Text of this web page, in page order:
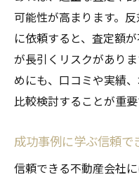
可能性が高まります。
に依頼すると、査定額
が長引くリスクがあり
めにも、口コミや実績
比較検討することが重要
成功事例に学ぶ信頼で
信頼できる不動産会社